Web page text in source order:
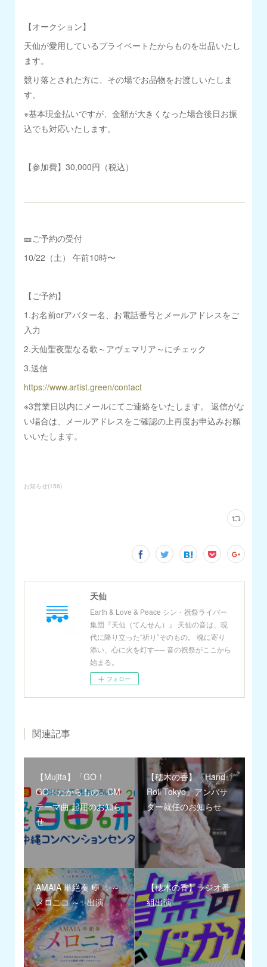
【オークション】
天仙が愛用しているプライベートたからものを出品いたし
ます。
競り落とされた方に、その場でお品物をお渡しいたしま
す。
※基本現金払いですが、金額が大きくなった場合後日お振
込でも対応いたします。
【参加費】30,000円（税込）
🎫ご予約の受付
10/22（土） 午前10時〜
【ご予約】
1.お名前orアバター名、お電話番号とメールアドレスをご
入力
2.天仙聖夜聖なる歌～アヴェマリア～にチェック
3.送信
https://www.artist.green/contact
※3営業日以内にメールにてご連絡をいたします。 返信がな
い場合は、メールアドレスをご確認の上再度お申込みお願
いいたします。
お知らせ(156)
天仙
Earth & Love & Peace シン・祝祭ライバー
集団『天仙（てんせん）』 天仙の音は、現
代に降り立った“祈り”そのもの。 魂に寄り
添い、心に火を灯す── 音の祝祭がここから
始まる。
フォロー
関連記事
【Mujifa】「GO！
GO！たからもの」CM
テーマ曲 起用のお知ら
せ
【穂木の香】『Hand
Roll Tokyo』アンバサ
ダー就任のお知らせ
AMAIA 単絶奏 🎼 ✨～
メロニコ ～✨出演
【穂木の香】ラジオ番
組出演